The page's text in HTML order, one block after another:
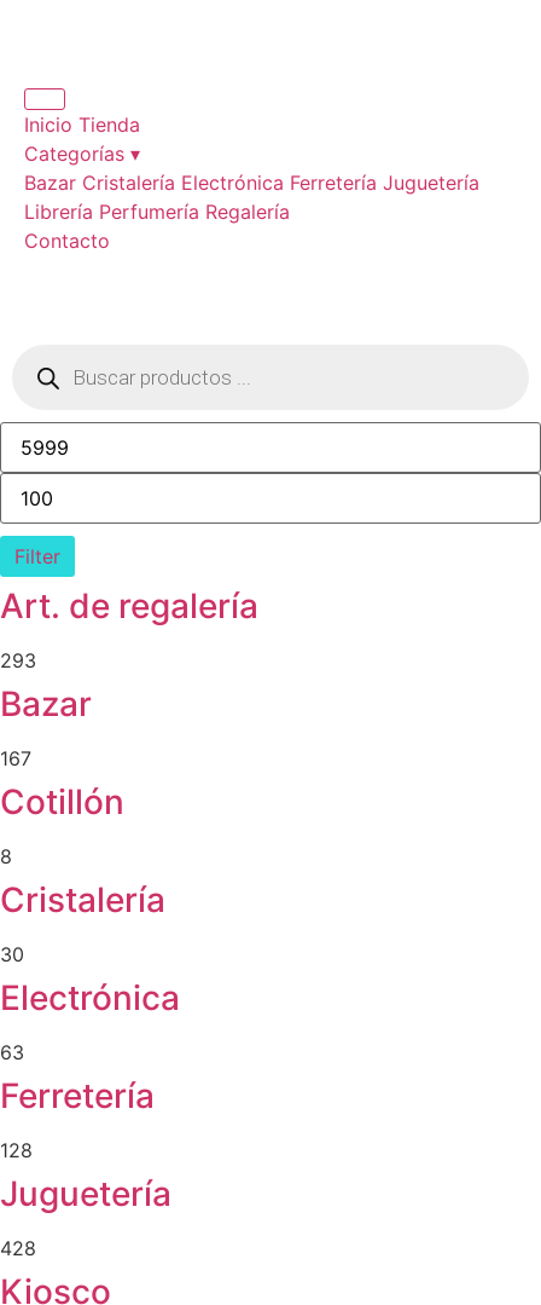
Inicio Tienda
Categorías ▾
Bazar Cristalería Electrónica Ferretería Juguetería
Librería Perfumería Regalería
Contacto
Filter
Art. de regalería
293
Bazar
167
Cotillón
8
Cristalería
30
Electrónica
63
Ferretería
128
Juguetería
428
Kiosco